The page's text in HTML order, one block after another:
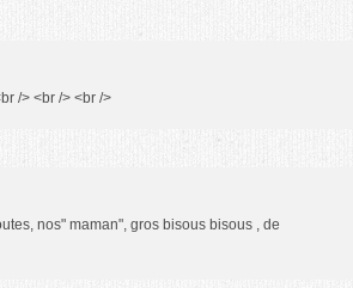
/> <br /> <br />
nos" maman", gros bisous bisous , de